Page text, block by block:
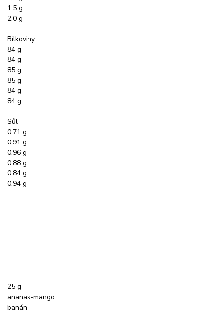
1,5 g
2,0 g
Bílkoviny
84 g
84 g
85 g
85 g
84 g
84 g
Sůl
0,71 g
0,91 g
0,96 g
0,88 g
0,84 g
0,94 g
25 g
ananas-mango
banán